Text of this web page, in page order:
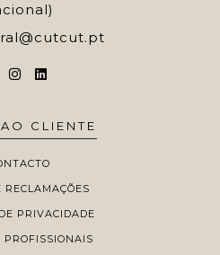
CLIENTE
RECLAMAÇÕES
PRIVACIDADE
PROFISSIONAIS